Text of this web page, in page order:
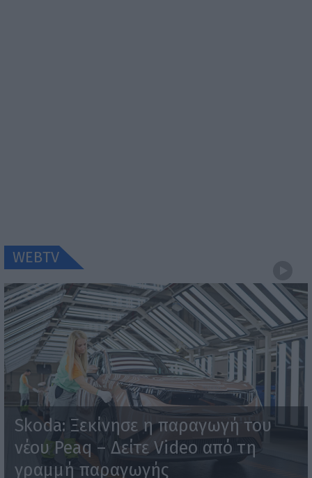
WEBTV
Skoda: Ξεκίνησε η παραγωγή του
νέου Peaq – Δείτε Video από τη
γραμμή παραγωγής